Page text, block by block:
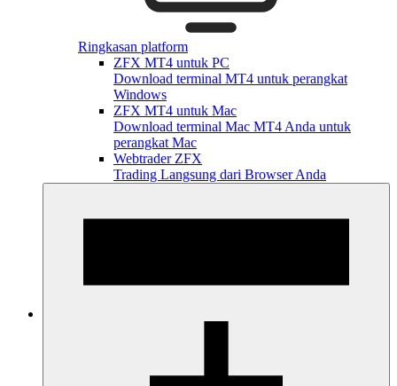
Ringkasan platform
ZFX MT4 untuk PC
Download terminal MT4 untuk perangkat
Windows
ZFX MT4 untuk Mac
Download terminal Mac MT4 Anda untuk
perangkat Mac
Webtrader ZFX
Trading Langsung dari Browser Anda